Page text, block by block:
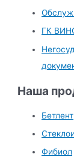
ГК
Наша
Бетлент
Фибиол